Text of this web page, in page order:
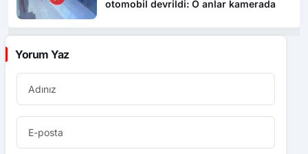
otomobil devrildi: O anlar kamerada
Yorum Yaz